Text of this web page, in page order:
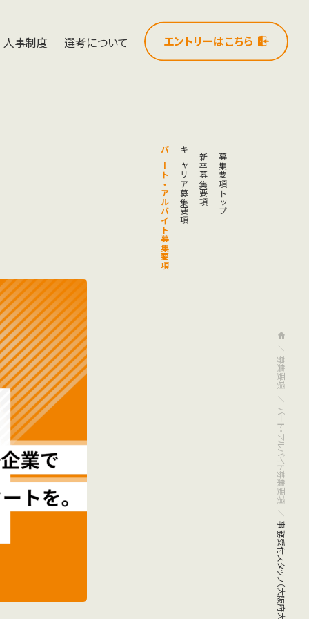
エントリーはこちら
人事制度 選考について
パート
・
アルバイト募集要項
キャリア募集要項 新卒募集要項 募集要項トップ
募集要項
パート・アルバイト募集要項
事務受付スタッフ（大阪府大阪市）